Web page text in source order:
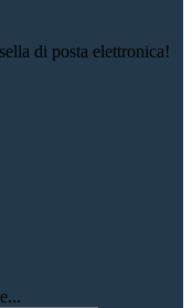
di posta elettronica!